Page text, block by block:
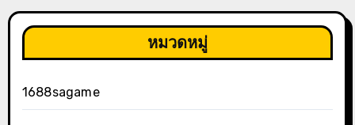
หมวดหมู่
1688sagame